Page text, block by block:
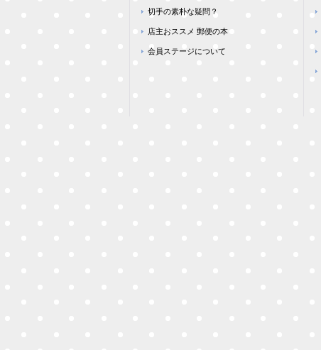
切手の素朴な疑問？
店主おススメ 郵便の本
会員ステージについて